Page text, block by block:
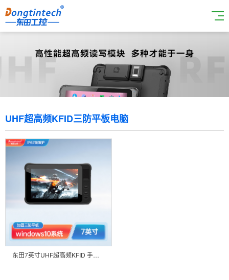
UHF超高频KFID三防平板电脑
东田7英寸UHF超高频KFID 手持式工业三防加固便携笔记本平板电脑ip67 DTZ-I0708E